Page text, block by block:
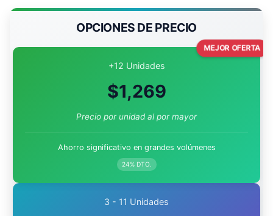
OPCIONES DE PRECIO
MEJOR OFERTA
+12 Unidades
$1,269
Precio por unidad al por mayor
Ahorro significativo en grandes volúmenes
24% DTO.
3 - 11 Unidades